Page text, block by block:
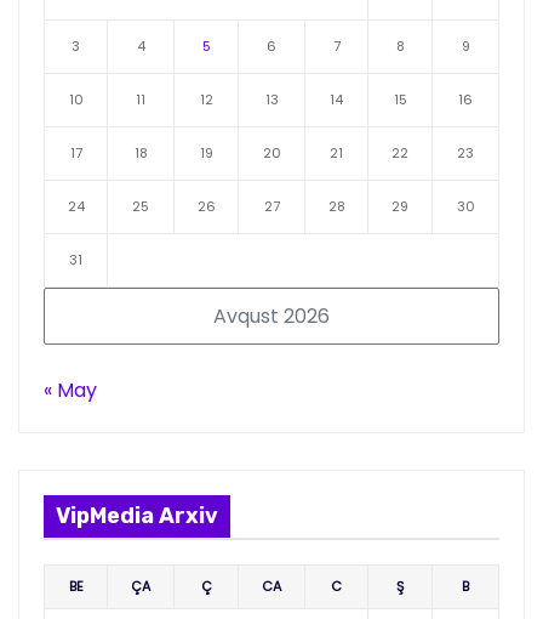
Avqust 2026
3 4 5 6 7 8 9
10 11 12 13 14 15 16
17 18 19 20 21 22 23
24 25 26 27 28 29 30
31
« May
VipMedia Arxiv
BE ÇA Ç CA C Ş B